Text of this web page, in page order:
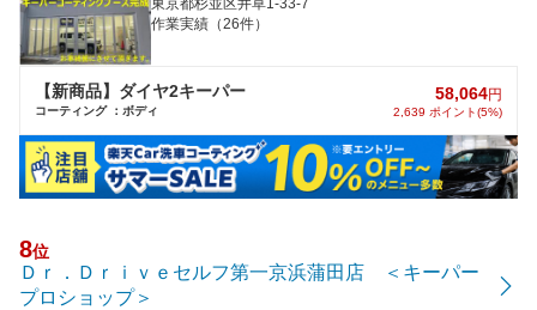
作業実績（26件）
【新商品】ダイヤ2キーパー
コーティング ：ボディ
58,064円
2,639 ポイント(5%)
8位
Ｄｒ．Ｄｒｉｖｅセルフ第一京浜蒲田店 ＜キーパー
プロショップ＞